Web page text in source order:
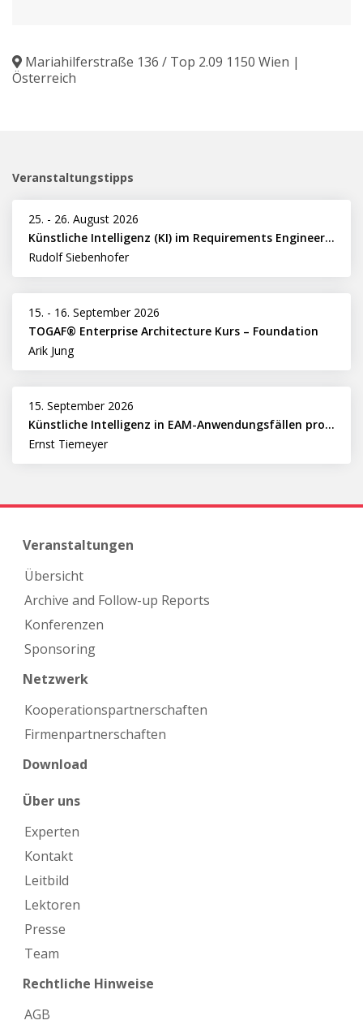
Mariahilferstraße 136 / Top 2.09 1150 Wien |
Österreich
Veranstaltungstipps
25. - 26. August 2026
Künstliche Intelligenz (KI) im Requirements Engineering erfolgreich einsetzen
Rudolf Siebenhofer
15. - 16. September 2026
TOGAF® Enterprise Architecture Kurs – Foundation
Arik Jung
15. September 2026
Künstliche Intelligenz in EAM-Anwendungsfällen professionell nutzen
Ernst Tiemeyer
Veranstaltungen
Übersicht
Archive and Follow-up Reports
Konferenzen
Sponsoring
Netzwerk
Kooperations­partnerschaften
Firmen­partnerschaften
Download
Über uns
Experten
Kontakt
Leitbild
Lektoren
Presse
Team
Rechtliche Hinweise
AGB